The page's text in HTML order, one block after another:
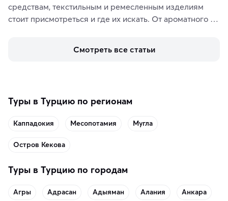
средствам, текстильным и ремесленным изделиям
стоит присмотреться и где их искать. От ароматного
аутентичных лавках — в подарок близким или себе на
Смотреть все статьи
Туры в Турцию по регионам
Каппадокия Месопотамия Мугла
Остров Кекова
Туры в Турцию по городам
Агры Адрасан Адыяман Алания Анкара